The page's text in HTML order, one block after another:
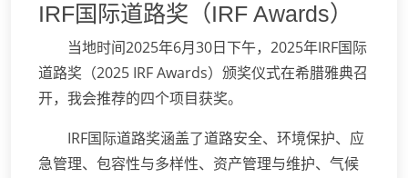
IRF国际道路奖（IRF Awards）
当地时间2025年6月30日下午，2025年IRF国际
道路奖（2025 IRF Awards）颁奖仪式在希腊雅典召
开，我会推荐的四个项目获奖。
IRF国际道路奖涵盖了道路安全、环境保护、应
急管理、包容性与多样性、资产管理与维护、气候